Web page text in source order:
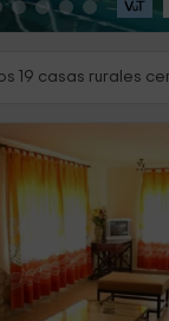
19 casas rurales